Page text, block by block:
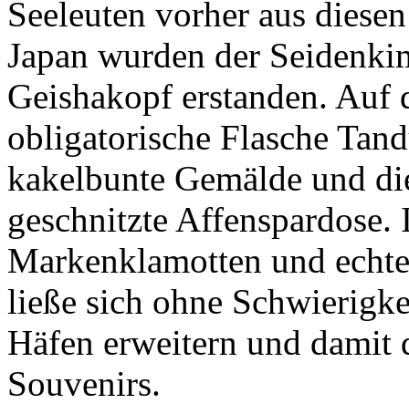
Seeleuten vorher aus
Japan wurden der
Geishakopf erstanden.
obligatorische Flasche
kakelbunte Gemälde und
geschnitzte
Markenklamotten und
ließe sich ohne
Häfen erweitern und damit
Souvenirs.